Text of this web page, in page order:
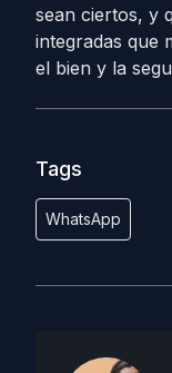
sean ciertos, y
integradas que
el bien y la
Tags
WhatsApp